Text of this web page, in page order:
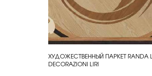
КУПИТЬ
ХУДОЖЕСТВЕННЫЙ ПАРКЕТ RANDA
DECORAZIONI LIRI